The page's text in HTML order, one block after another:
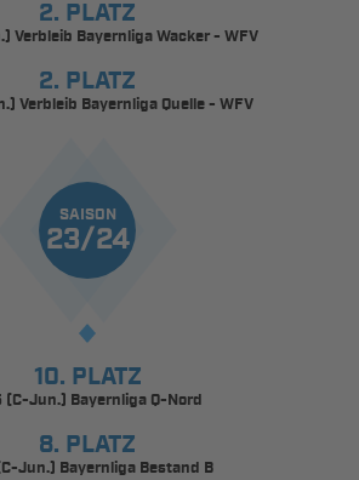
2. PLATZ
Verbleib Bayernliga Wacker - WFV
2. PLATZ
Verbleib Bayernliga Quelle - WFV
SAISON
23/24
10. PLATZ
(C-Jun.) Bayernliga Q-Nord
8. PLATZ
Jun.) Bayernliga Bestand B